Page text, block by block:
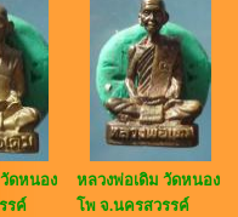
ดหนอง
รค์
หลวงพ่อเดิม วัดหนอง
โพ จ.นครสวรรค์